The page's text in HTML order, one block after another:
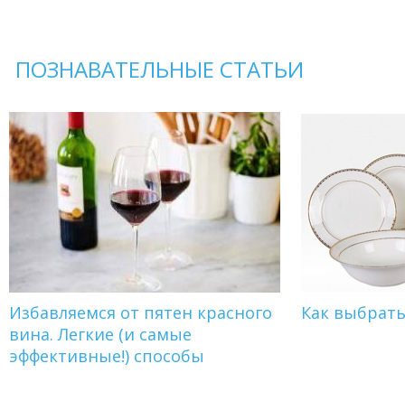
ПОЗНАВАТЕЛЬНЫЕ СТАТЬИ
Избавляемся от пятен красного
вина. Легкие (и самые
эффективные!) способы
Как